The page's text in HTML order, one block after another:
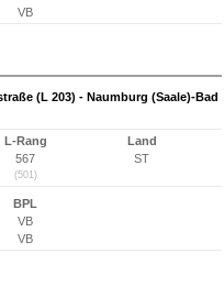
VB
(L 203) - Naumburg (Saale)-Bad
L-Rang
567
(501)
Land
ST
BPL
VB
VB